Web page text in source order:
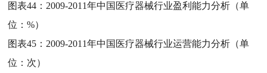
图表44： 2009-2011年中国医疗器械行业盈利能力分析（单
位：%）
图表45： 2009-2011年中国医疗器械行业运营能力分析（单
位：次）